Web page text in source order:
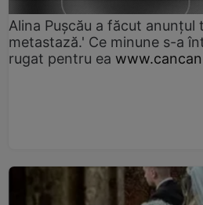
Alina Pușcău a făcut
metastază.' Ce minune s-a
rugat pentru ea